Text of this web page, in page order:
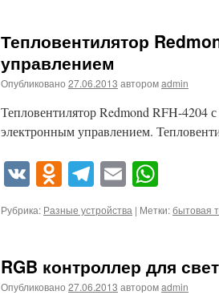
Тепловентилятор
управлением
Опубликовано 27.06.2013 авторомadmin
Тепловентилятор Redmond RFH-4204
электронным управлением.
VKOdnoklassniki
Telegram
Email
Рубрика: Разные устройства | Метки:бытовая
RGB контроллер для
Опубликовано 27.06.2013 авторомadmin